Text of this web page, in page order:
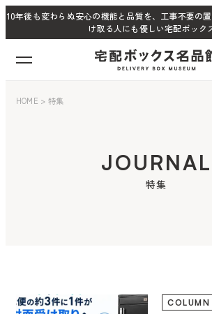
10年後も変わらぬ安心の機能と品質を、工事不要の
け取る人にも優しい宅配ボック
HOME > 特集
JOURNAL
特集
COLUMN